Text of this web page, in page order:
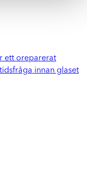
ett oreparerat
innan glaset